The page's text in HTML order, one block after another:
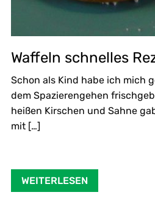
Waffeln schnelles
Schon als Kind habe ich mich
dem Spazierengehen
heißen Kirschen und Sahne
mit […]
WEITERLESEN